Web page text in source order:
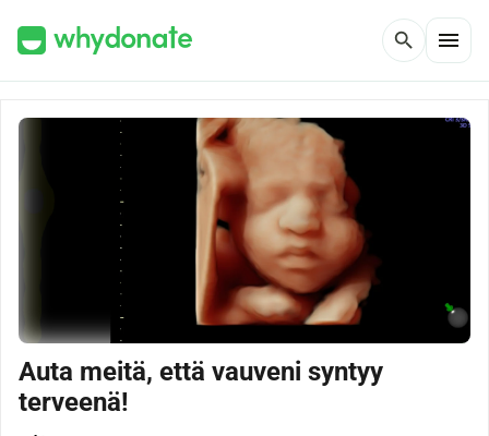
search menu
Auta meitä, että vauveni syntyy
terveenä!